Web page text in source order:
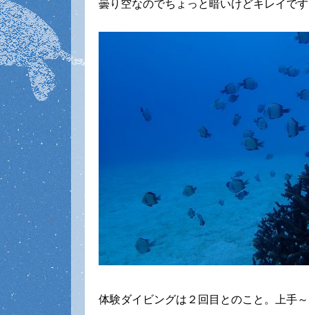
曇り空なのでちょっと暗いけどキレイで
体験ダイビングは２回目とのこと。上手